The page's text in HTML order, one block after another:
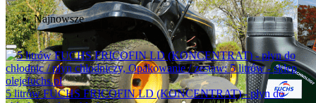
Najnowsze
5 litrów FUCHS FRICOFIN LD (KONCENTRAT) - płyn do